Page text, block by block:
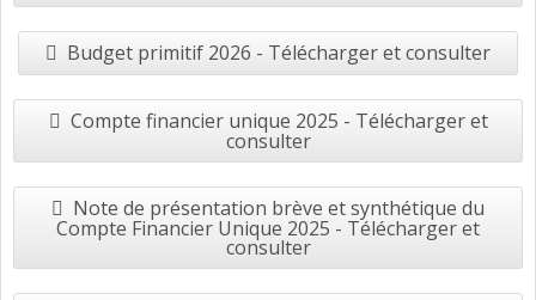
Budget primitif 2026 - Télécharger et consulter
Compte financier unique 2025 - Télécharger et
consulter
Note de présentation brève et synthétique du
Compte Financier Unique 2025 - Télécharger et
consulter